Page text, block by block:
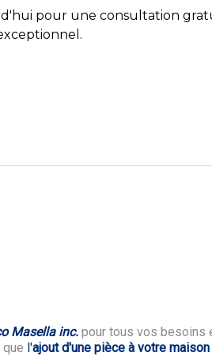
pour une consultation
Masella inc. pour tous vos besoins
l'ajout d'une pièce à votre maison